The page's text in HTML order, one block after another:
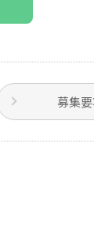
募集